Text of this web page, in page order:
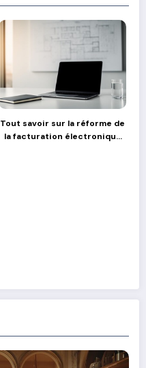
Tout savoir sur la réforme de
la facturation électronique